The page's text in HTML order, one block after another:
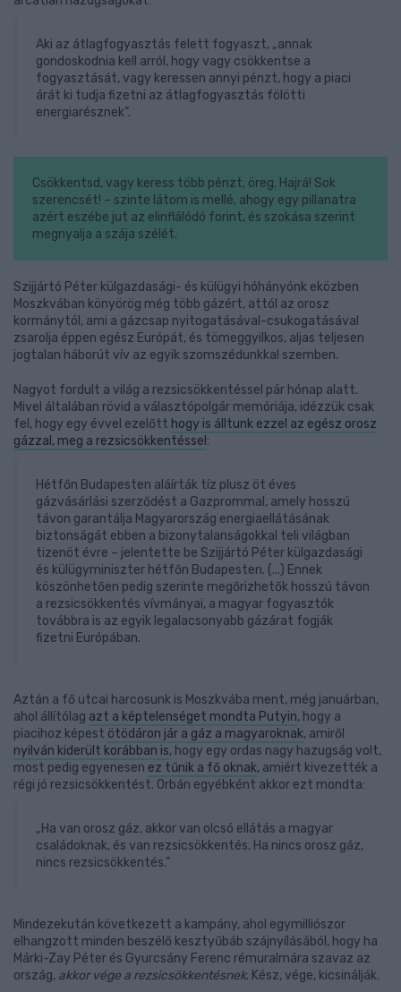
Aki az átlagfogyasztás felett fogyaszt, „annak
gondoskodnia kell arról, hogy vagy csökkentse a
fogyasztását, vagy keressen annyi pénzt, hogy a piaci
árát ki tudja fizetni az átlagfogyasztás fölötti
energiarésznek”.
Csökkentsd, vagy keress több pénzt, öreg. Hajrá! Sok
szerencsét! – szinte látom is mellé, ahogy egy pillanatra
azért eszébe jut az elinflálódó forint, és szokása szerint
megnyalja a szája szélét.
Szijjártó Péter külgazdasági- és külügyi hóhányónk eközben
Moszkvában könyörög még több gázért, attól az orosz
kormánytól, ami a gázcsap nyitogatásával-csukogatásával
zsarolja éppen egész Európát, és tömeggyilkos, aljas teljesen
jogtalan háborút vív az egyik szomszédunkkal szemben.
Nagyot fordult a világ a rezsicsökkentéssel pár hónap alatt.
Mivel általában rövid a választópolgár memóriája, idézzük csak
fel, hogy egy évvel ezelőtt hogy is álltunk ezzel az egész orosz
gázzal, meg a rezsicsökkentéssel :
Hétfőn Budapesten aláírták tíz plusz öt éves
gázvásárlási szerződést a Gazprommal, amely hosszú
távon garantálja Magyarország energiaellátásának
biztonságát ebben a bizonytalanságokkal teli világban
tizenöt évre – jelentette be Szijjártó Péter külgazdasági
és külügyminiszter hétfőn Budapesten. (...) Ennek
köszönhetően pedig szerinte megőrizhetők hosszú távon
a rezsicsökkentés vívmányai, a magyar fogyasztók
továbbra is az egyik legalacsonyabb gázárat fogják
fizetni Európában.
Aztán a fő utcai harcosunk is Moszkvába ment, még januárban,
ahol állítólag azt a képtelenséget mondta Putyin, hogy a
piacihoz képest ötödáron jár a gáz a magyaroknak, amiről
nyilván kiderült korábban is, hogy egy ordas nagy hazugság volt,
most pedig egyenesen ez tűnik a fő oknak, amiért kivezették a
régi jó rezsicsökkentést. Orbán egyébként akkor ezt mondta:
„Ha van orosz gáz, akkor van olcsó ellátás a magyar
családoknak, és van rezsicsökkentés. Ha nincs orosz gáz,
nincs rezsicsökkentés.”
Mindezekután következett a kampány, ahol egymilliószor
elhangzott minden beszélő kesztyűbáb szájnyílásából, hogy ha
Márki-Zay Péter és Gyurcsány Ferenc rémuralmára szavaz az
ország, akkor vége a rezsicsökkentésnek. Kész, vége, kicsinálják.